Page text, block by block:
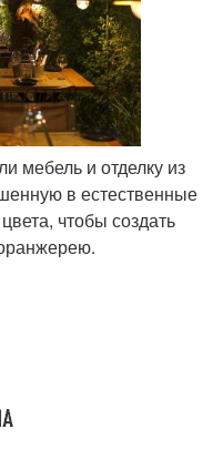
мебель и отделку из
в естественные
чтобы создать